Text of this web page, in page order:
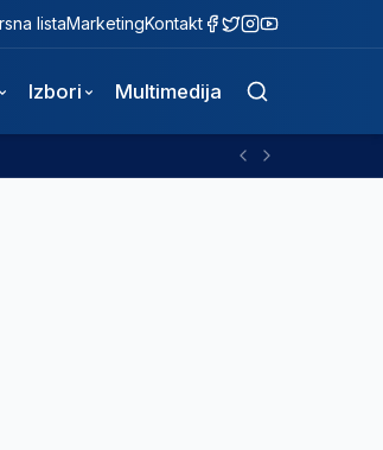
listaMarketingKontakt
Izbori Multimedija